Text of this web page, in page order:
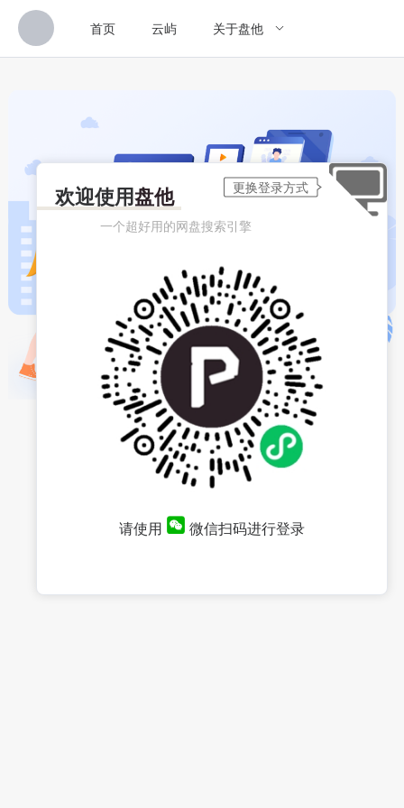
首页 云屿 关于盘他
欢迎使用盘他
一个超好用的网盘搜索引擎
请使用 微信扫码进行登录